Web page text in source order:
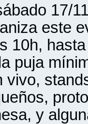
17/
este
10h,
puja
vivo,
y